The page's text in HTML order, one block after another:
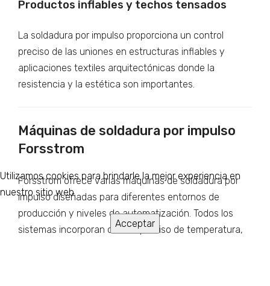
Productos inflables y techos tensados
La soldadura por impulso proporciona un control
preciso de las uniones en estructuras inflables y
aplicaciones textiles arquitectónicas donde la
resistencia y la estética son importantes.
Máquinas de soldadura por impulso
Forsstrom
Forsstrom ofrece varias máquinas de soldadura por
impulso diseñadas para diferentes entornos de
producción y niveles de automatización. Todos los
sistemas incorporan control preciso de temperatura,
Utilizamos cookies para brindarle la mejor experiencia en
nuestro sitio web.
Acceptar